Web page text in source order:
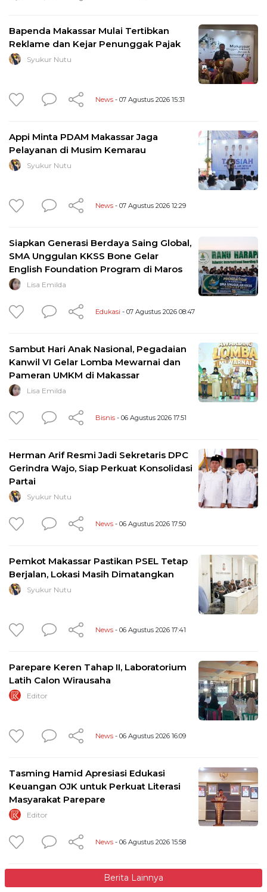
Bapenda Makassar Mulai Tertibkan
Reklame dan Kejar Penunggak Pajak
Syukur Nutu
News - 07 Agustus 2026 15:31
Appi Minta PDAM Makassar Jaga
Pelayanan di Musim Kemarau
Syukur Nutu
News - 07 Agustus 2026 12:29
Siapkan Generasi Berdaya Saing Global,
SMA Unggulan KKSS Bone Gelar
English Foundation Program di Maros
Lisa Emilda
Edukasi - 07 Agustus 2026 08:47
Sambut Hari Anak Nasional, Pegadaian
Kanwil VI Gelar Lomba Mewarnai dan
Pameran UMKM di Makassar
Lisa Emilda
Bisnis - 06 Agustus 2026 17:51
Herman Arif Resmi Jadi Sekretaris DPC
Gerindra Wajo, Siap Perkuat Konsolidasi
Partai
Syukur Nutu
News - 06 Agustus 2026 17:50
Pemkot Makassar Pastikan PSEL Tetap
Berjalan, Lokasi Masih Dimatangkan
Syukur Nutu
News - 06 Agustus 2026 17:41
Parepare Keren Tahap II, Laboratorium
Latih Calon Wirausaha
Editor
News - 06 Agustus 2026 16:09
Tasming Hamid Apresiasi Edukasi
Keuangan OJK untuk Perkuat Literasi
Masyarakat Parepare
Editor
News - 06 Agustus 2026 15:58
Berita Lainnya